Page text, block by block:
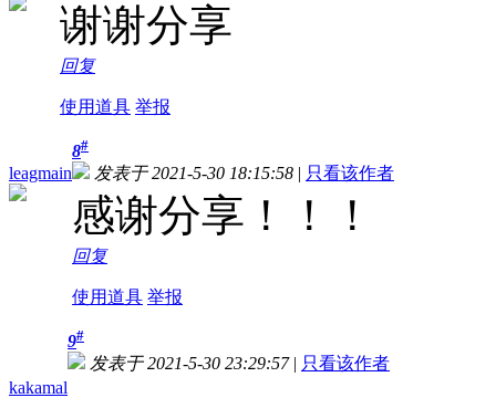
谢谢分享
回复
使用道具 举报
leagmain
8#
发表于 2021-5-30 18:15:58 | 只看该作者
感谢分享！！！
回复
使用道具 举报
kakamal
9#
发表于 2021-5-30 23:29:57 | 只看该作者